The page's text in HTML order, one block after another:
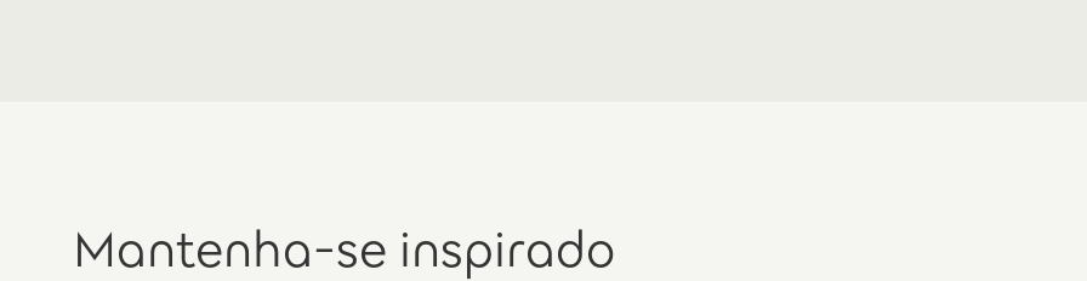
Mantenha-se inspirado